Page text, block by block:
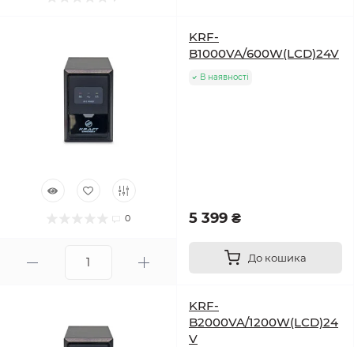
0
KRF-
B1000VA/600W(LCD)24V
В наявності
5 399 ₴
До кошика
KRF-
B2000VA/1200W(LCD)24
V